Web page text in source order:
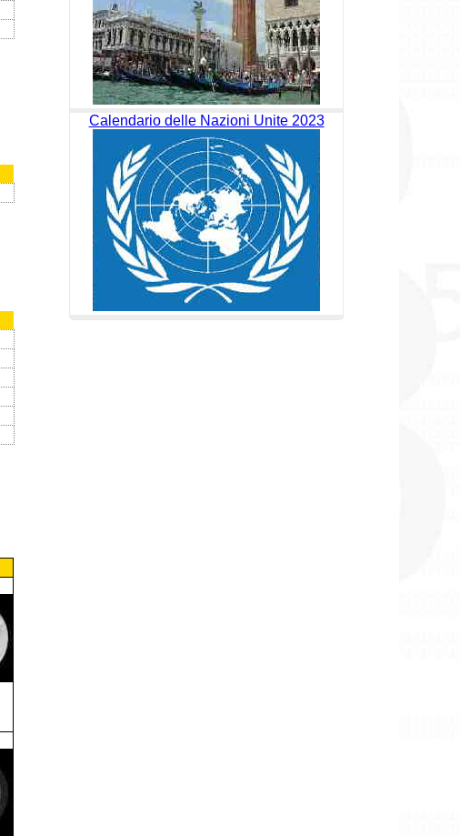
Calendario delle Nazioni Unite 2023